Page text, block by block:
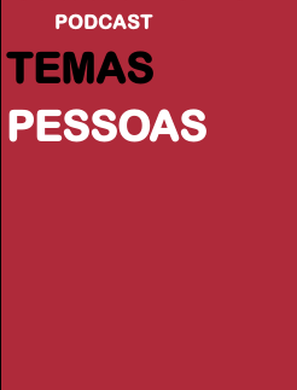
PODCAST
TEMAS
PESSOAS